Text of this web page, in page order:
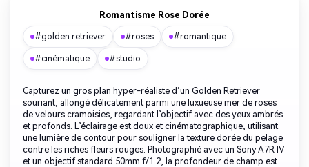
Romantisme Rose Dorée
#golden retriever #roses #romantique
#cinématique #studio
Capturez un gros plan hyper-réaliste d’un Golden Retriever
souriant, allongé délicatement parmi une luxueuse mer de roses
de velours cramoisies, regardant l’objectif avec des yeux ambrés
et profonds. L’éclairage est doux et cinématographique, utilisant
une lumière de contour pour souligner la texture dorée du pelage
contre les riches fleurs rouges. Photographié avec un Sony A7R IV
et un objectif standard 50mm f/1.2, la profondeur de champ est